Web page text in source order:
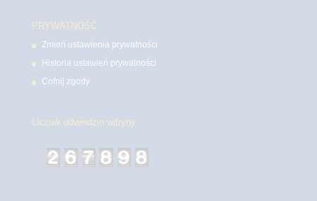
PRYWATNOŚĆ
Zmień ustawienia prywatności
Historia ustawień prywatności
Cofnij zgody
Licznik odwiedzin witryny